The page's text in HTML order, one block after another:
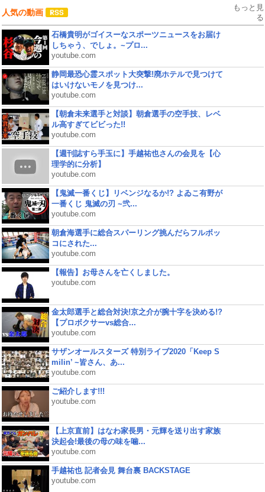
人気の動画
もっと見
る
石橋貴明がゴイスーなスポーツニュースをお届け
しちゃう、でしょ。~プロ...
youtube.com
静岡最恐心霊スポット大突撃!廃ホテルで見つけて
はいけないモノを見つけ...
youtube.com
【朝倉未来選手と対談】朝倉選手の空手技、レベ
ル高すぎてビビった!!
youtube.com
【週刊誌すら手玉に】手越祐也さんの会見を【心
理学的に分析】
youtube.com
【鬼滅一番くじ】リベンジなるか!? よゐこ有野が
一番くじ 鬼滅の刃 ~弐...
youtube.com
朝倉海選手に総合スパーリング挑んだらフルボッ
コにされた...
youtube.com
【報告】お母さんを亡くしました。
youtube.com
金太郎選手と総合対決!京之介が腕十字を決める!?
【プロボクサーvs総合...
youtube.com
サザンオールスターズ 特別ライブ2020「Keep S
milin’ ~皆さん、あ...
youtube.com
ご紹介します!!!
youtube.com
【上京直前】はなわ家長男・元輝を送り出す家族
決起会!最後の母の味を噛...
youtube.com
手越祐也 記者会見 舞台裏 BACKSTAGE
youtube.com